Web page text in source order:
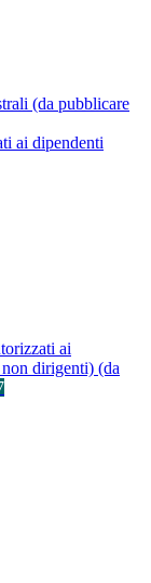
(da pubblicare
ai dipendenti
ai
dirigenti) (da